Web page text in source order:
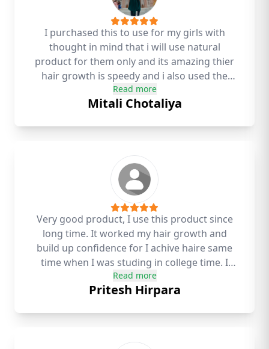
I purchased this to use for my girls with
thought in mind that i will use natural
product for them only and its amazing thier
hair growth is speedy and i also used the
same i found it very usefull for hair growth
and hairfall reduction
Read more
Mitali Chotaliya
Very good product, I use this product since
long time. It worked my hair growth and
build up confidence for I achive haire same
time when I was studing in college time. I
personally recomend this product
Read more
Pritesh Hirpara